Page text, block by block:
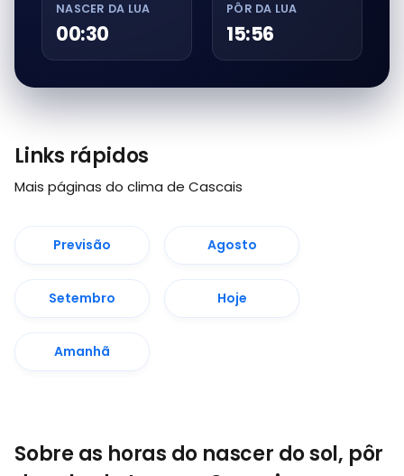
NASCER DA LUA
00:30
PÔR DA LUA
15:56
Links rápidos
Mais páginas do clima de Cascais
Previsão Agosto
Setembro Hoje
Amanhã
Sobre as horas do nascer do sol, pôr